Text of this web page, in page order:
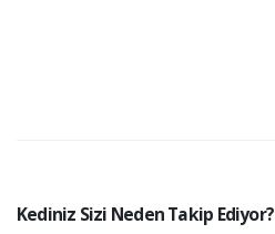
Kediniz Sizi Neden Takip Ediyor?